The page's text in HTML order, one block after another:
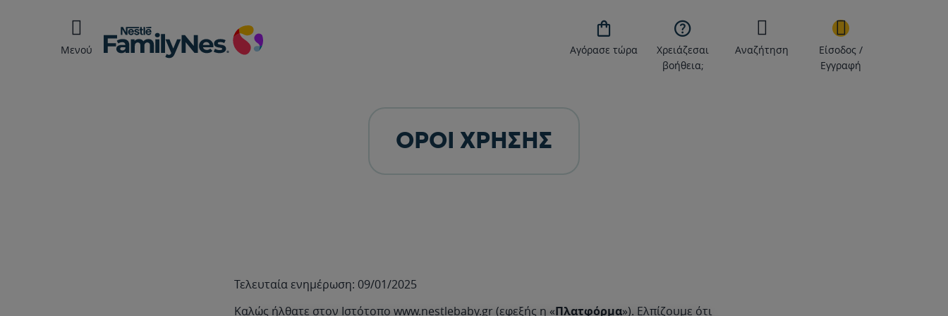
Μενού

Αγόρασε τώρα

Χρειάζεσαι
βοήθεια;
Αναζήτηση
Είσοδος /
Εγγραφή
ΟΡΟΙ ΧΡΗΣΗΣ
Τελευταία ενημέρωση: 09/01/2025
Καλώς ήλθατε στον Ιστότοπο www.nestlebaby.gr(εφεξής η «Πλατφόρμα»). Ελπίζουμε ότι